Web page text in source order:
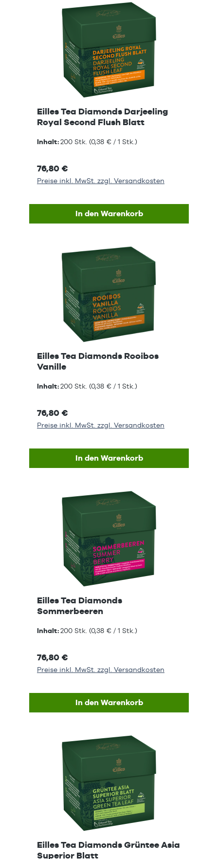
Eilles Tea Diamonds Darjeeling
Royal Second Flush Blatt
Inhalt:200 Stk. (0,38 € / 1 Stk.)
76,80 €
Preise inkl. MwSt. zzgl. Versandkosten
In den Warenkorb
Eilles Tea Diamonds Rooibos
Vanille
Inhalt:200 Stk. (0,38 € / 1 Stk.)
76,80 €
Preise inkl. MwSt. zzgl. Versandkosten
In den Warenkorb
Eilles Tea Diamonds
Sommerbeeren
Inhalt:200 Stk. (0,38 € / 1 Stk.)
76,80 €
Preise inkl. MwSt. zzgl. Versandkosten
In den Warenkorb
Eilles Tea Diamonds Grüntee Asia
Superior Blatt